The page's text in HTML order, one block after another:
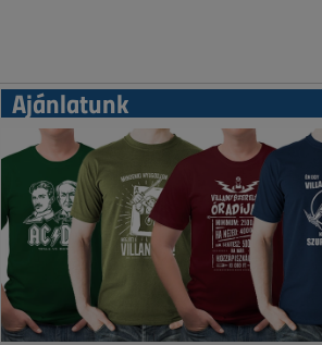
Ajánlatunk